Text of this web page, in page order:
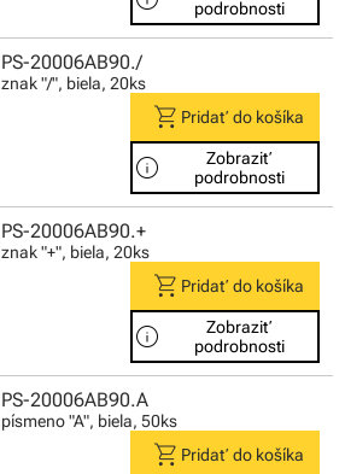
podrobnosti
PS-20006AB90./
znak "/", biela, 20ks
shopping_cart Pridať do košíka
info
Zobraziť
podrobnosti
PS-20006AB90.+
znak "+", biela, 20ks
shopping_cart Pridať do košíka
info
Zobraziť
podrobnosti
PS-20006AB90.A
písmeno "A", biela, 50ks
shopping_cart Pridať do košíka